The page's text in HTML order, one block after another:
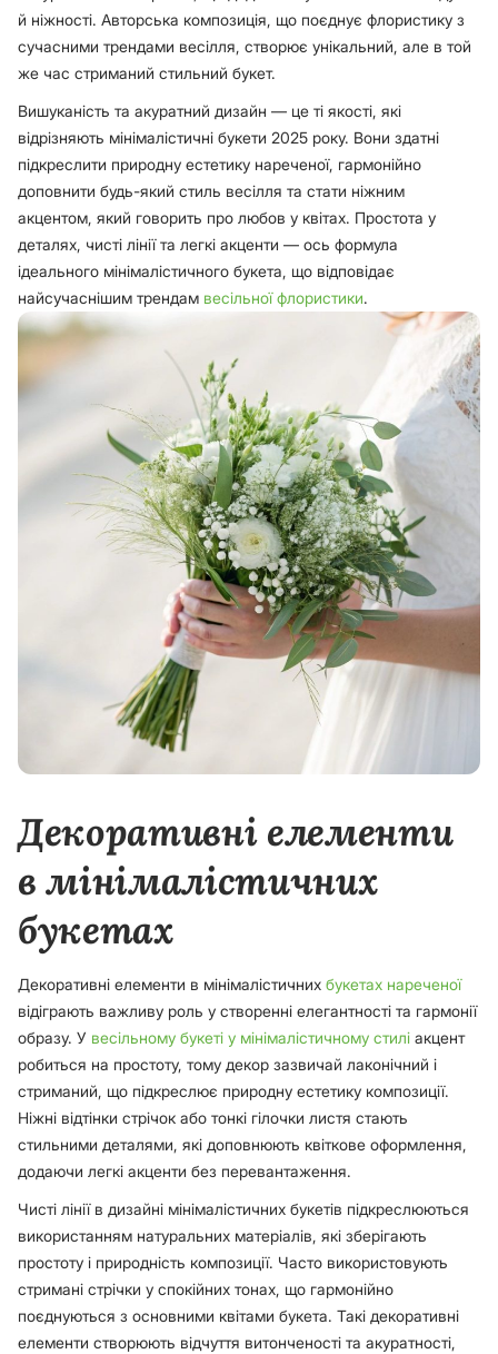
й ніжності. Авторська композиція, що поєднує флористику з
сучасними трендами весілля, створює унікальний, але в той
же час стриманий стильний букет.
Вишуканість та акуратний дизайн — це ті якості, які
відрізняють мінімалістичні букети 2025 року. Вони здатні
підкреслити природну естетику нареченої, гармонійно
доповнити будь-який стиль весілля та стати ніжним
акцентом, який говорить про любов у квітах. Простота у
деталях, чисті лінії та легкі акценти — ось формула
ідеального мінімалістичного букета, що відповідає
найсучаснішим трендам весільної флористики.
Декоративні елементи
в мінімалістичних
букетах
Декоративні елементи в мінімалістичних букетах нареченої
відіграють важливу роль у створенні елегантності та гармонії
образу. У весільному букеті у мінімалістичному стилі акцент
робиться на простоту, тому декор зазвичай лаконічний і
стриманий, що підкреслює природну естетику композиції.
Ніжні відтінки стрічок або тонкі гілочки листя стають
стильними деталями, які доповнюють квіткове оформлення,
додаючи легкі акценти без перевантаження.
Чисті лінії в дизайні мінімалістичних букетів підкреслюються
використанням натуральних матеріалів, які зберігають
простоту і природність композиції. Часто використовують
стримані стрічки у спокійних тонах, що гармонійно
поєднуються з основними квітами букета. Такі декоративні
елементи створюють відчуття витонченості та акуратності,